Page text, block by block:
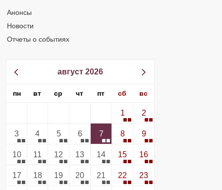
Анонсы
Новости
Отчеты о событиях
август 2026
пн вт ср чт пт сб вс
1 2
3 4 5 6 7 8 9
10 11 12 13 14 15 16
17 18 19 20 21 22 23